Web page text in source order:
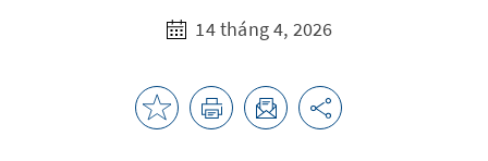
14 tháng 4, 2026